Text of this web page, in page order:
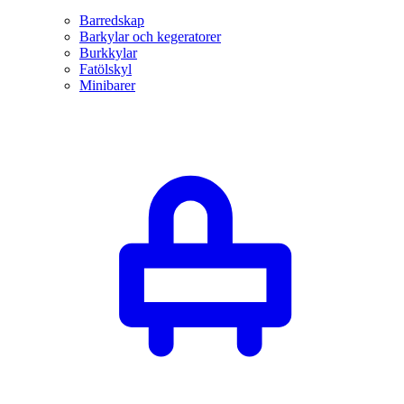
Barredskap
Barkylar och kegeratorer
Burkkylar
Fatölskyl
Minibarer